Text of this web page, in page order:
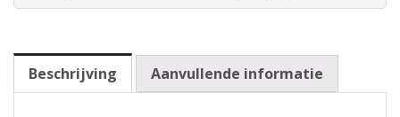
Beschrijving Aanvullende informatie